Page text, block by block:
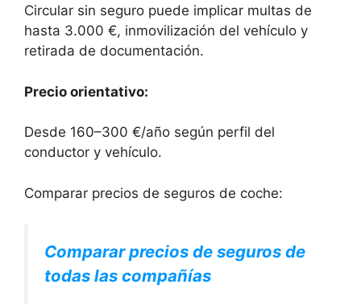
Circular sin seguro puede implicar multas de
hasta 3.000 €, inmovilización del vehículo y
retirada de documentación.
Precio orientativo:
Desde 160–300 €/año según perfil del
conductor y vehículo.
Comparar precios de seguros de coche:
Comparar precios de seguros de
todas las compañías